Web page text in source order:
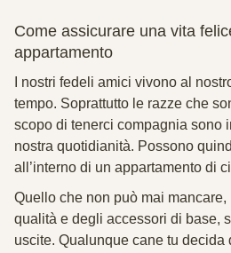
Come assicurare una vita
appartamento
I nostri fedeli amici vivono al
tempo. Soprattutto le razze che
scopo di tenerci compagnia sono
nostra quotidianità. Possono
all’interno di un appartamento di
Quello che non può mai mancare,
qualità e degli accessori di base,
uscite. Qualunque cane tu decida